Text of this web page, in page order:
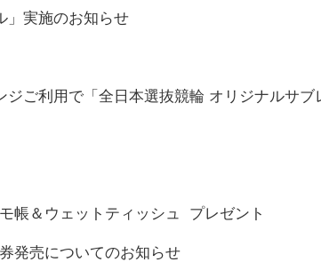
」実施のお知らせ
ジご利用で「全日本選抜競輪 オリジナルサブ
帳＆ウェットティッシュ プレゼント
発売についてのお知らせ